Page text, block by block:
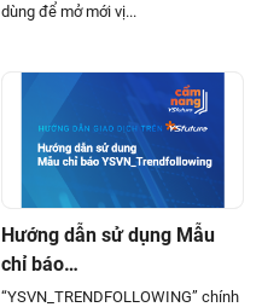
dùng để mở mới vị...
Hướng dẫn sử dụng Mẫu
chỉ báo
YSVN_Trendfollowing
“YSVN_TRENDFOLLOWING” chính